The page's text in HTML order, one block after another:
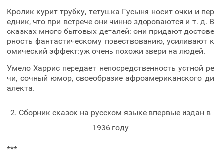
Кролик курит трубку, тетушка Гусыня носит очки и пер
едник, что при встрече они чинно здороваются и т. д. В
сказках много бытовых деталей: они придают достове
рность фантастическому повествованию, усиливают к
омический эффект:уж очень похожи звери на людей.
Умело Харрис передает непосредственность устной ре
чи, сочный юмор, своеобразие афроамериканского ди
алекта.
2. Сборник сказок на русском языке впервые издан в
1936 году
***